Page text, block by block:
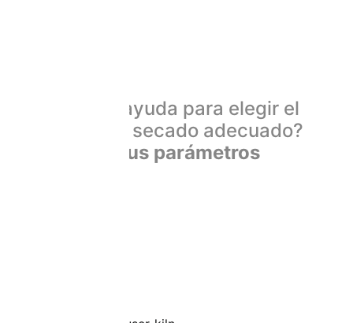
¿Necesita ayuda para elegir el
proceso de secado adecuado?
Envíenos sus parámetros